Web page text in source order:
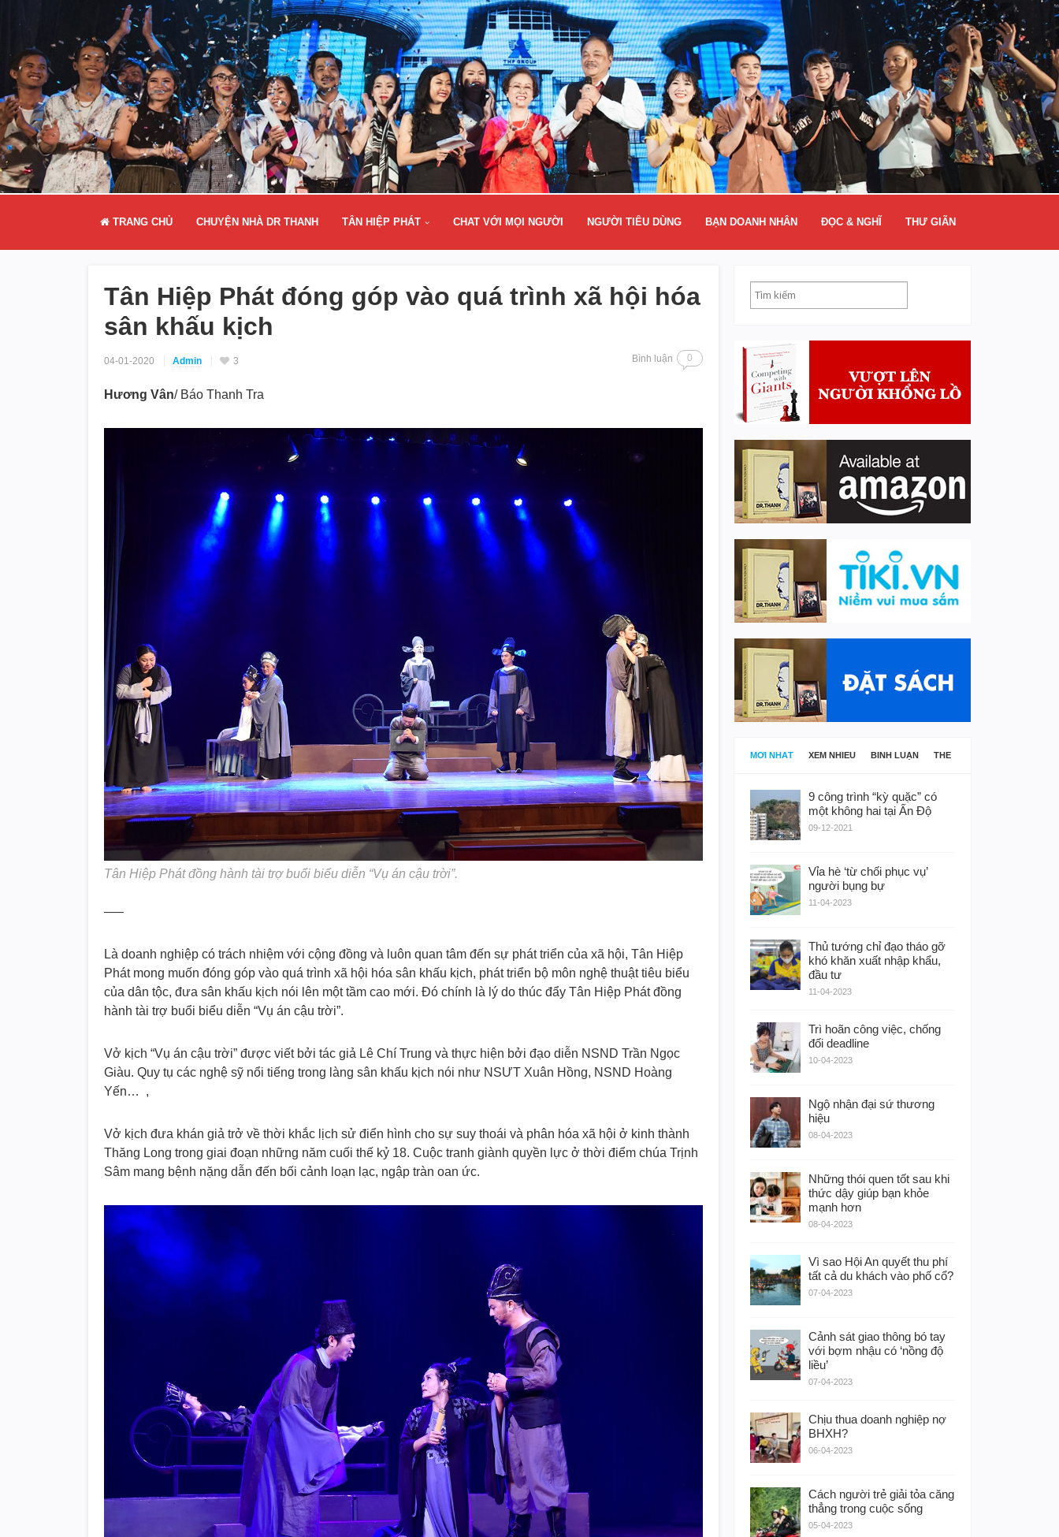
TRANG CHỦ CHUYỆN NHÀ DR THANH TÂN HIỆP PHÁT CHAT VỚI MỌI NGƯỜI NGƯỜI TIÊU DÙNG BẠN DOANH NHÂN ĐỌC & NGHĨ THƯ GIÃN
Tân Hiệp Phát đóng góp vào quá trình xã hội hóa
sân khấu kịch
04-01-2020 Admin 3 Bình luận 0
Hương Vân/ Báo Thanh Tra
Tân Hiệp Phát đồng hành tài trợ buổi biểu diễn “Vụ án cậu trời”.
—–
Là doanh nghiệp có trách nhiệm với cộng đồng và luôn quan tâm đến sự phát triển của xã hội, Tân Hiệp
Phát mong muốn đóng góp vào quá trình xã hội hóa sân khấu kịch, phát triển bộ môn nghệ thuật tiêu biểu
của dân tộc, đưa sân khấu kịch nói lên một tầm cao mới. Đó chính là lý do thúc đẩy Tân Hiệp Phát đồng
hành tài trợ buổi biểu diễn “Vụ án cậu trời”.
Vở kịch “Vụ án cậu trời” được viết bởi tác giả Lê Chí Trung và thực hiện bởi đạo diễn NSND Trần Ngọc
Giàu. Quy tụ các nghệ sỹ nổi tiếng trong làng sân khấu kịch nói như NSƯT Xuân Hồng, NSND Hoàng
Yến… ,
Vở kịch đưa khán giả trở về thời khắc lịch sử điển hình cho sự suy thoái và phân hóa xã hội ở kinh thành
Thăng Long trong giai đoạn những năm cuối thế kỷ 18. Cuộc tranh giành quyền lực ở thời điểm chúa Trịnh
Sâm mang bệnh nặng dẫn đến bối cảnh loạn lạc, ngập tràn oan ức.
MỚI NHẤT XEM NHIỀU BÌNH LUẬN THẺ
9 công trình “kỳ quặc” có
một không hai tại Ấn Độ
09-12-2021
Vỉa hè ‘từ chối phục vụ’
người bụng bự
11-04-2023
Thủ tướng chỉ đạo tháo gỡ
khó khăn xuất nhập khẩu,
đầu tư
11-04-2023
Trì hoãn công việc, chống
đối deadline
10-04-2023
Ngộ nhận đại sứ thương
hiệu
08-04-2023
Những thói quen tốt sau khi
thức dậy giúp bạn khỏe
mạnh hơn
08-04-2023
Vì sao Hội An quyết thu phí
tất cả du khách vào phố cổ?
07-04-2023
Cảnh sát giao thông bó tay
với bợm nhậu có ‘nồng độ
liều’
07-04-2023
Chịu thua doanh nghiệp nợ
BHXH?
06-04-2023
Cách người trẻ giải tỏa căng
thẳng trong cuộc sống
05-04-2023